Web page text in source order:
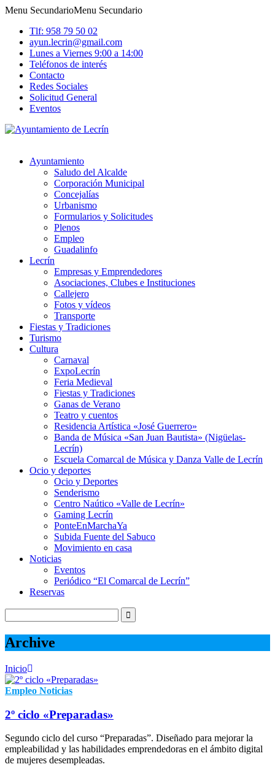
Menu SecundarioMenu Secundario
Tlf: 958 79 50 02
ayun.lecrin@gmail.com
Lunes a Viernes 9:00 a 14:00
Teléfonos de interés
Contacto
Redes Sociales
Solicitud General
Eventos
Ayuntamiento
Saludo del Alcalde
Corporación Municipal
Concejalías
Urbanismo
Formularios y Solicitudes
Plenos
Empleo
Guadalinfo
Lecrín
Empresas y Emprendedores
Asociaciones, Clubes e Instituciones
Callejero
Fotos y vídeos
Transporte
Fiestas y Tradiciones
Turismo
Cultura
Carnaval
ExpoLecrín
Feria Medieval
Fiestas y Tradiciones
Ganas de Verano
Teatro y cuentos
Residencia Artística «José Guerrero»
Banda de Música «San Juan Bautista» (Nigüelas-
Lecrín)
Escuela Comarcal de Música y Danza Valle de Lecrín
Ocio y deportes
Ocio y Deportes
Senderismo
Centro Naútico «Valle de Lecrín»
Gaming Lecrín
PonteEnMarchaYa
Subida Fuente del Sabuco
Movimiento en casa
Noticias
Eventos
Periódico “El Comarcal de Lecrín”
Reservas
Archive
Inicio
Empleo Noticias
2º ciclo «Preparadas»
Segundo ciclo del curso “Preparadas”. Diseñado para mejorar la
empleabilidad y las habilidades emprendedoras en el ámbito digital
de mujeres desempleadas.